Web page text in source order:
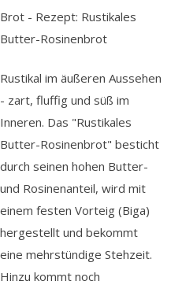
Brot - Rezept: Rustikales
Butter-Rosinenbrot
Rustikal im äußeren Aussehen
- zart, fluffig und süß im
Inneren. Das "Rustikales
Butter-Rosinenbrot" besticht
durch seinen hohen Butter-
und Rosinenanteil, wird mit
einem festen Vorteig (Biga)
hergestellt und bekommt
eine mehrstündige Stehzeit.
Hinzu kommt noch